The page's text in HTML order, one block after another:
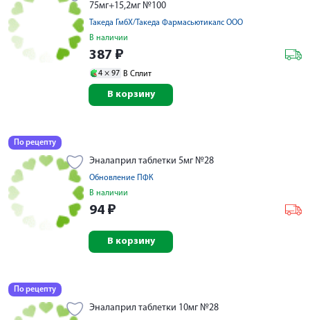
75мг+15,2мг №100
Такеда ГмбХ/Такеда Фармасьютикалс ООО
В наличии
387 ₽
4 × 97 В Сплит
В корзину
По рецепту
Эналаприл таблетки 5мг №28
Обновление ПФК
В наличии
94 ₽
В корзину
По рецепту
Эналаприл таблетки 10мг №28